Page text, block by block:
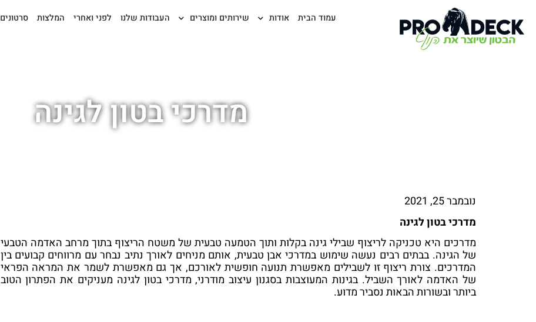
עמוד הבית אודות שירותים ומוצרים העבודות שלנו לפני ואחרי המלצות סרטונים
מדרכי בטון לגינה
נובמבר 25, 2021
מדרכי בטון לגינה
מדרכים היא טכניקה לריצוף שבילי גינה בקלות ותוך הטמעה טבעית של משטח הריצוף בתוך מרחב האדמה הטבעי
של הגינה. בבתים רבים נעשה שימוש במדרכי אבן טבעית, אותם מניחים לאורך נתיב נבחר עם מרווחים קבועים בין
המדרכים. צורת ריצוף זו לשבילים מאפשרת תנועה חופשית לאורכם, אך גם מאפשרת לשמר את המראה הפראי
של האדמה לאורך השביל. בגינות המעוצבות בסגנון עיצוב מודרני, מדרכי בטון לגינה מעניקים את הפתרון הטוב
ביותר ובשורות הבאות נסביר מדוע.